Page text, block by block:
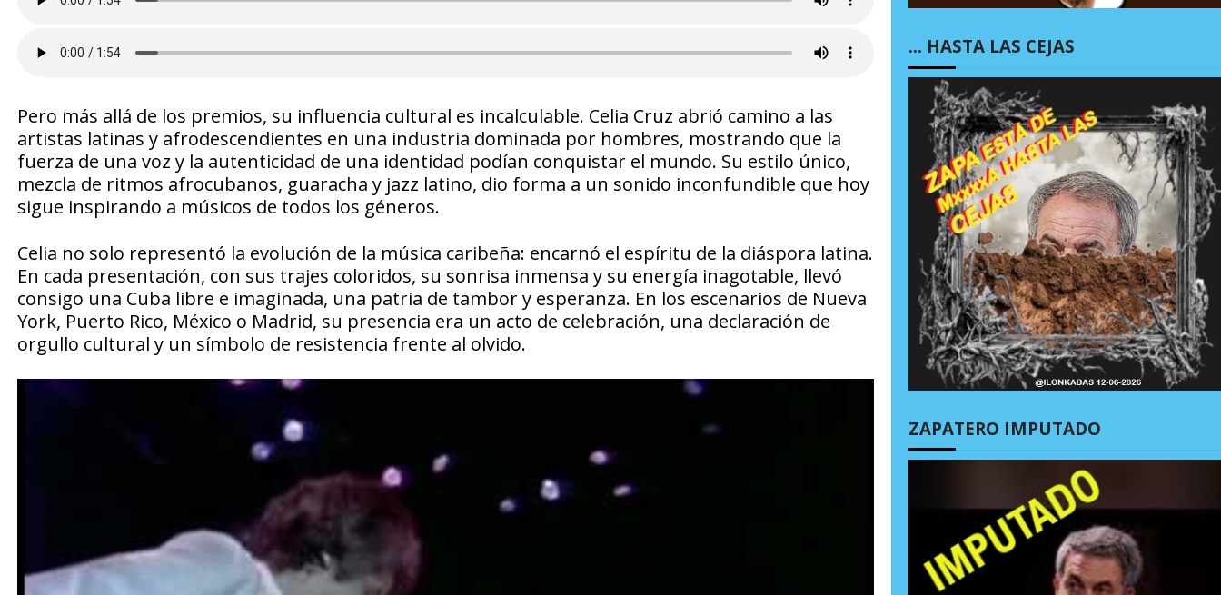
Pero más allá de los premios, su influencia cultural es incalculable. Celia Cruz abrió camino a las
artistas latinas y afrodescendientes en una industria dominada por hombres, mostrando que la
fuerza de una voz y la autenticidad de una identidad podían conquistar el mundo. Su estilo único,
mezcla de ritmos afrocubanos, guaracha y jazz latino, dio forma a un sonido inconfundible que hoy
sigue inspirando a músicos de todos los géneros.
Celia no solo representó la evolución de la música caribeña: encarnó el espíritu de la diáspora latina.
En cada presentación, con sus trajes coloridos, su sonrisa inmensa y su energía inagotable, llevó
consigo una Cuba libre e imaginada, una patria de tambor y esperanza. En los escenarios de Nueva
York, Puerto Rico, México o Madrid, su presencia era un acto de celebración, una declaración de
orgullo cultural y un símbolo de resistencia frente al olvido.
… HASTA LAS CEJAS
ZAPATERO IMPUTADO